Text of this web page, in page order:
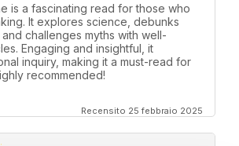
is a fascinating read for those who
It explores science, debunks
challenges myths with well-
Engaging and insightful, it
inquiry, making it a must-read for
recommended!
Recensito 25 febbraio 2025